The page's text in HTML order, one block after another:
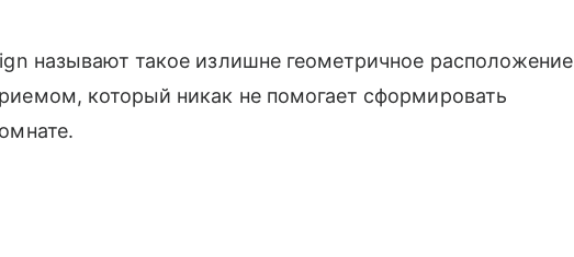
называют такое излишне геометричное расположение
который никак не помогает сформировать